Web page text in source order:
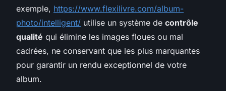
exemple, https://www.flexilivre.com/album-
photo/intelligent/ utilise un système de contrôle
qualité qui élimine les images floues ou mal
cadrées, ne conservant que les plus marquantes
pour garantir un rendu exceptionnel de votre
album.